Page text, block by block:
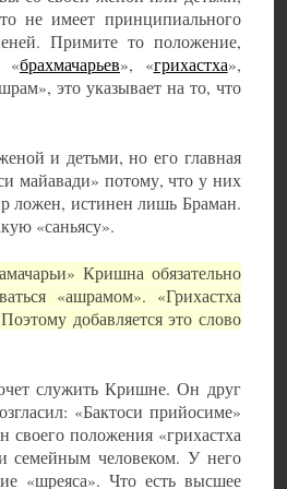
не имеет принципиального
Примите то положение,
«брахмачарьев», «грихастха»,
это указывает на то, что
и детьми, но его главная
майавади» потому, что у них
ложен, истинен лишь Браман.
«саньясу».
Кришна обязательно
«ашрамом». «Грихастха
добавляется это слово
служить Кришне. Он друг
«Бактоси прийосиме»
положения «грихастха
человеком. У него
«шреяса». Что есть высшее